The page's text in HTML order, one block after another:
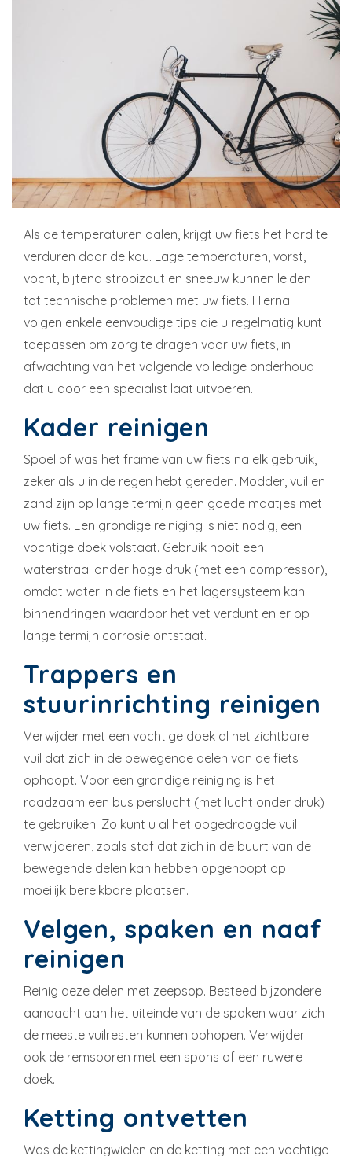
Als de temperaturen dalen, krijgt uw fiets het hard te
verduren door de kou. Lage temperaturen, vorst,
vocht, bijtend strooizout en sneeuw kunnen leiden
tot technische problemen met uw fiets. Hierna
volgen enkele eenvoudige tips die u regelmatig kunt
toepassen om zorg te dragen voor uw fiets, in
afwachting van het volgende volledige onderhoud
dat u door een specialist laat uitvoeren.
Kader reinigen
Spoel of was het frame van uw fiets na elk gebruik,
zeker als u in de regen hebt gereden. Modder, vuil en
zand zijn op lange termijn geen goede maatjes met
uw fiets. Een grondige reiniging is niet nodig, een
vochtige doek volstaat. Gebruik nooit een
waterstraal onder hoge druk (met een compressor),
omdat water in de fiets en het lagersysteem kan
binnendringen waardoor het vet verdunt en er op
lange termijn corrosie ontstaat.
Trappers en
stuurinrichting reinigen
Verwijder met een vochtige doek al het zichtbare
vuil dat zich in de bewegende delen van de fiets
ophoopt. Voor een grondige reiniging is het
raadzaam een bus perslucht (met lucht onder druk)
te gebruiken. Zo kunt u al het opgedroogde vuil
verwijderen, zoals stof dat zich in de buurt van de
bewegende delen kan hebben opgehoopt op
moeilijk bereikbare plaatsen.
Velgen, spaken en naaf
reinigen
Reinig deze delen met zeepsop. Besteed bijzondere
aandacht aan het uiteinde van de spaken waar zich
de meeste vuilresten kunnen ophopen. Verwijder
ook de remsporen met een spons of een ruwere
doek.
Ketting ontvetten
Was de kettingwielen en de ketting met een vochtige